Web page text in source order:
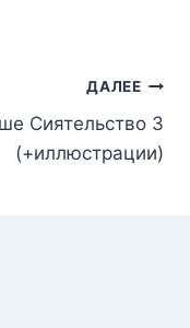
ДАЛЕЕ
Сиятельство 3
(+иллюстрации)